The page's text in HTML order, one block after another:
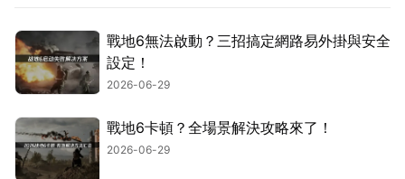
戰地6無法啟動？三招搞定網路易外掛與安全
設定！
2026-06-29
戰地6卡頓？全場景解決攻略來了！
2026-06-29